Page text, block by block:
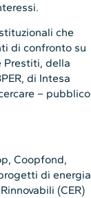
che
di confronto su
Prestiti, della
di Intesa
– pubblico
Coopfond,
di energia
(CER)